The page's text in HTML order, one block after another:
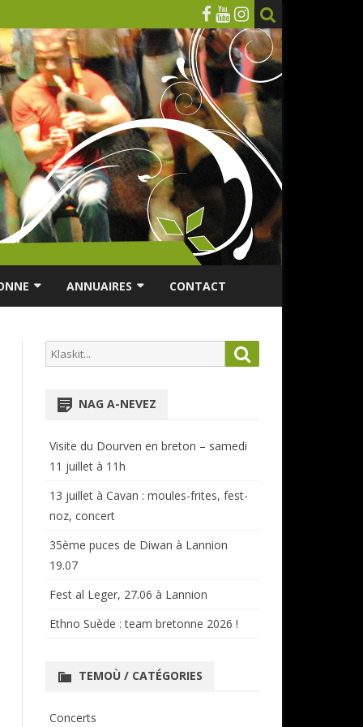
ANNUAIRES
ANNUAIRES DES MUSICIENS
CONTACT
Search
for:
NAG A-NEVEZ
Visite du Dourven en breton – samedi
11 juillet à 11h
13 juillet à Cavan : moules-frites, fest-
noz, concert
35ème puces de Diwan à Lannion
19.07
Fest al Leger, 27.06 à Lannion
Ethno Suède : team bretonne 2026 !
TEMOÙ / CATÉGORIES
Concerts